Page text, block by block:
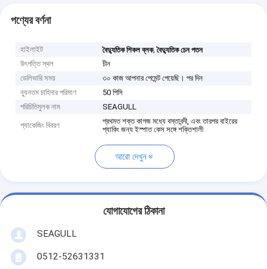
পণ্যের বর্ণনা
হাইলাইট বৈদ্যুতিক শিকল ব্লক,বৈদ্যুতিক চেন পতন
উৎপত্তি স্থল
চীন
ডেলিভারি সময়
৩০ কাজ আপনার পেমেন্ট পেয়েছি। পর দিন
ন্যূনতম চাহিদার পরিমাণ
50 পিসি
পরিচিতিমুলক নাম
SEAGULL
প্যাকেজিং বিবরণ
প্রথমত শক্ত কাগজ মধ্যে বস্তাবন্দী, এবং তারপর বাইরের
প্যাকিং জন্য ইস্পাত কেস সঙ্গে শক্তিশালী
আরো দেখুন
যোগাযোগের ঠিকানা
SEAGULL
0512-52631331